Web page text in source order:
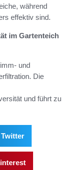
während
effektiv sind.
im Gartenteich
und
Die
und führt zu
Twitter